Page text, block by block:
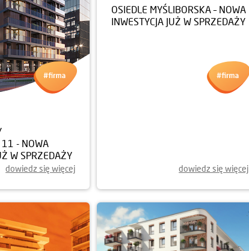
11 - NOWA
W SPRZEDAŻY
dowiedz się więcej dowiedz się więcej